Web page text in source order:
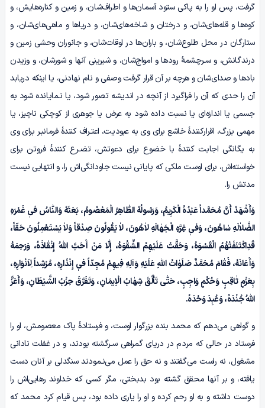
گرفت، پس او را به پاکی ستود آسمان‌ها و اطراف‌شان، و زمین و کناره‌هایش، و
کوه‌ها و قله‌های‌شان، و درختان و شاخه‌های‌شان، و دریاها و ماهی‌های‌شان، و
ستارگان در محل طلوع‌شان، و باران‌ها در اوقات‌شان، و جانوران وحشی زمین و
درندگانش، و سـرچشمۀ رودها و امواج‌شان، و شیرینی آنها و شورشان، و وزیدن
بادها و صدای‌شان و هرچه بر آن قرار گرفت وصفی و نام نهادنی، یا اینکه دریابد
آن را حدی که آن را فراگیرد از آنچه در اندیشه تصور شود، یا نـمایانده شود به
جسمی یا اندازه‌ای یا نسبت داده شود به عرض یا جوهری از کوچکی ناچیز، یا
مهمی بزرگ، اقرارکنندۀ خاشع برای وی به عبودیت، اعتـراف کنندۀ فرمانبـر برای وی
به یگانگی اجابت کنندۀ با خضوع برای دعوتش، تضـرع کنندۀ فروتن برای
خواسته‌اش، برای اوست ملکی که پایانی نیست جاودانگی‌اش را، و انتهایی نیست
مدتش را.
وَأَشْهَدُ أَنَّ مُحَمَّداً عَبْدُہُ الْکَرِیمُ، وَرَسُولُهُ الطّٰاهِرُ الْمَعْصُومُ، بَعَثَهُ وَالنّٰاسُ فیٖ غَمْرَهِ
الضَّلاٰلَهِ سٰاهُونَ، وَفیٖ غِرَّهِ الْجَهٰالَهِ لاٰهُونَ، لاٰ یَقُولُونَ صِدْقاً وَلاٰ یَسْتَعْمِلُونَ حَقّاً،
قَدِاکْتَنَفَتْهُمُ الْقَسْوَهُ، وَحَقَّتْ عَلَیْهِمُ الشِّقْوَهُ، إِلّٰا مَنْ أَحَبَّ اللّٰهُ إِنْقٰاذَہُ، وَرَحِمَهُ
وَأَعَانَهُ، فَقٰامَ مُحَمَّدٌ صَلَوٰاتُ اللّٰهِ عَلَیْهِ وَآلِهِ فِیهِمْ مُجِدّاً فیٖ إِنْذَارِہِ، مُرْشِداً لِاَنْوَارِہِ،
بِعَزْمٍ ثٰاقِبٍ وَحُکْمٍ وَاجِبٍ، حَتّٰى تَأَلَّقَ شِهٰابُ الْاِیمَانِ، وَتَفَرَّقَ حِزْبُ الشَّیْطَانِ، وَأَعَزَّ
اللّٰهُ جُنْدَہُ، وَعُبِدَ وَحْدَہُ.
و گواهی می‌دهم که محمد بنده بزرگوار اوست، و فرستادۀ پاک معصومش، او را
فرستاد در حالی که مردم در دریای گمراهی سـرگشته بودند، و در غفلت نادانی
مشغول، نه راست می‌گفتند و نه حق را عمل می‌نـمودند سنگدلی بر آنان دست
یافته، و بر آنها محقق گشته بود بدبختی، مگر کسی که خداوند رهایی‌اش را
دوست داشته و به او رحم کرده و او را یاری داده بود، پس قیام کرد محمد که